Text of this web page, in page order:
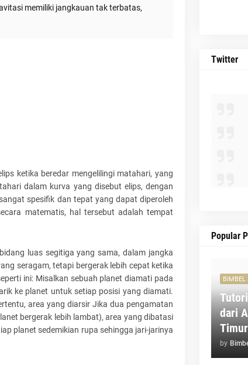
memiliki jangkauan tak terbatas,
ketika beredar mengelilingi matahari, yang
dalam kurva yang disebut elips, dengan
spesifik dan tepat yang dapat diperoleh
matematis, hal tersebut adalah tempat
luas segitiga yang sama, dalam jangka
seragam, tetapi bergerak lebih cepat ketika
ini: Misalkan sebuah planet diamati pada
ke planet untuk setiap posisi yang diamati.
area yang diarsir Jika dua pengamatan
bergerak lebih lambat), area yang dibatasi
planet sedemikian rupa sehingga jari-jarinya
Twitter
Popular
BIMBEL
dari
Timur
by